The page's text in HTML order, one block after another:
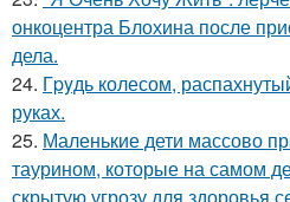
онкоцентра Блохина после
дела.
24. Гpyдь колесом,
руках.
25. Маленькие дети массово
таурином, которые на самом